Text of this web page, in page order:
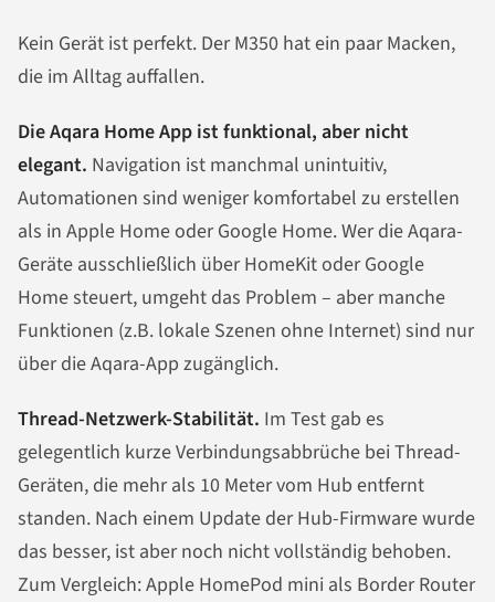
Kein Gerät ist perfekt. Der M350 hat ein paar Macken,
die im Alltag auffallen.
Die Aqara Home App ist funktional, aber nicht
elegant. Navigation ist manchmal unintuitiv,
Automationen sind weniger komfortabel zu erstellen
als in Apple Home oder Google Home. Wer die Aqara-
Geräte ausschließlich über HomeKit oder Google
Home steuert, umgeht das Problem – aber manche
Funktionen (z.B. lokale Szenen ohne Internet) sind nur
über die Aqara-App zugänglich.
Thread-Netzwerk-Stabilität. Im Test gab es
gelegentlich kurze Verbindungsabbrüche bei Thread-
Geräten, die mehr als 10 Meter vom Hub entfernt
standen. Nach einem Update der Hub-Firmware wurde
das besser, ist aber noch nicht vollständig behoben.
Zum Vergleich: Apple HomePod mini als Border Router